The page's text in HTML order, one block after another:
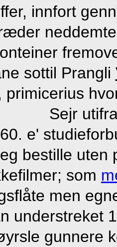
innfort
sottil Prangli
primicerius
Sejr
e'
bestille
som
men
understreket
gunnere